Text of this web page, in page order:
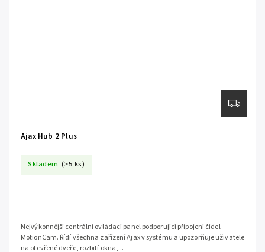
Ajax Hub 2 Plus
Skladem (>5 ks)
Nejvýkonnější centrální ovládací panel podporující připojení čidel
MotionCam. Řídí všechna zařízení Ajax v systému a upozorňuje uživatele
na otevřené dveře, rozbití okna,...